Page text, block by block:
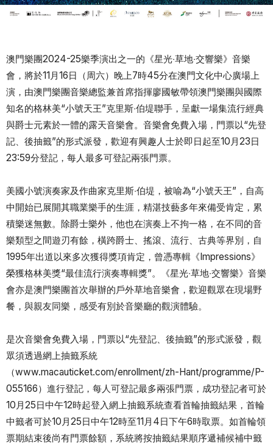
澳門樂團2024-25樂季演出之一的《星光‧草地‧交響樂》音樂
會，將於11月16日（周六）晚上7時45分在澳門文化中心廣場上
演，由澳門樂團音樂總監兼首席指揮廖國敏帶領澳門樂團與國際
知名的格林美“小號天王”克里斯‧伯堤聯手，呈獻一場集流行經典
與爵士元素於一體的露天音樂會。音樂會免費入場，門票以“先登
記、後抽籤”的形式派發，歡迎有興趣人士於即日起至10月23日
23:59分登記，每人最多可登記兩張門票。
美國小號演奏家及作曲家克里斯‧伯堤，被喻為“小號天王”，自高
中開始已展開其職業樂手的生涯，精湛技藝多年來備受肯定，累
積樂迷無數。除爵士樂外，他也在演奏上不拘一格，在不同的音
樂類型之間遊刃有餘，橫跨爵士、搖滾、流行、古典等界別，自
1995年出道以來多次獲得獎項肯定，曾憑專輯《Impressions》
榮獲格林美獎“最佳流行演奏專輯獎”。《星光‧草地‧交響樂》音樂
會亦是澳門樂團首次舉辦的戶外草地音樂會，歡迎觀眾在現場野
餐，與親友同樂，感受有別於音樂廳的觀演體驗。
是次音樂會免費入場，門票以“先登記、後抽籤”的形式派發，觀
眾須透過網上抽籤系統
（www.macauticket.com/enrollment/zh-Hant/programme/P-
055166）進行登記，每人可登記最多兩張門票，成功登記者可於
10月25日中午12時起登入網上抽籤系統查看首輪抽籤結果，首輪
中籤者可於10月25日中午12時至11月4日下午6時取票。如首輪領
票期結束後尚有門票餘額，系統將按抽籤結果順序遞補候補中籤